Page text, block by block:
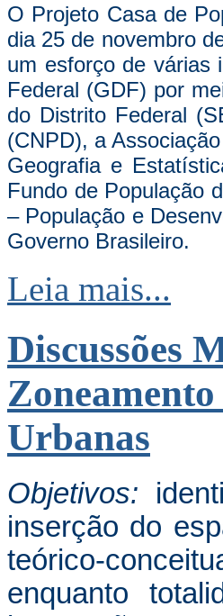
O Projeto Casa de
dia 25 de novembro
um esforço de várias
Federal (GDF) por
do Distrito Federal
(CNPD), a
Geografia e
Fundo de População
– População e
Governo Brasileiro.
Leia mais...
Discussões
Urbanas
Objetivos:
inserção do
teórico-
enquanto